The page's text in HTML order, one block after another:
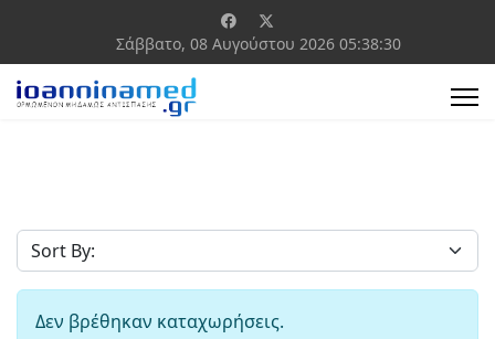
Σάββατο, 08 Αυγούστου 2026 05:38:30
Δεν βρέθηκαν καταχωρήσεις.